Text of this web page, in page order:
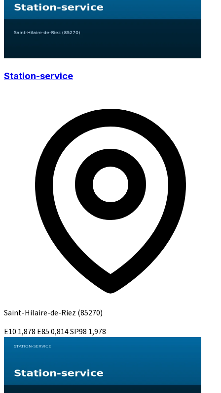
Station-service
Saint-Hilaire-de-Riez (85270)
E10 1,878 E850,814SP98 1,978